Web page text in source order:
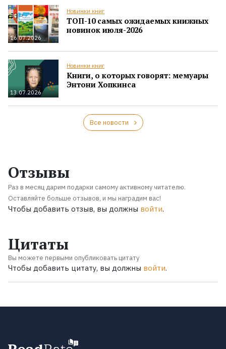
16.07.2026
Новинки книг
ТОП-10 самых ожидаемых книжных
новинок июля-2026
13.07.2026
Новинки книг
Книги, о которых говорят: мемуары
Энтони Хопкинса
Все новости
Отзывы
Раз в месяц дарим подарки самому активному читателю.
Оставляйте больше отзывов, и мы наградим вас!
Чтобы добавить отзыв, вы должны войти.
Цитаты
Вы можете первыми опубликовать цитату
Чтобы добавить цитату, вы должны войти.